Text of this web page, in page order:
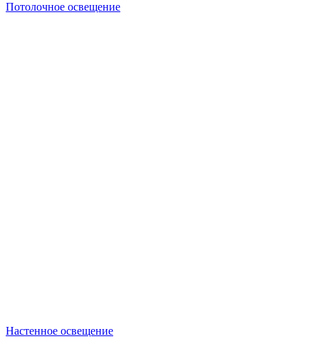
Потолочное освещение
Настенное освещение